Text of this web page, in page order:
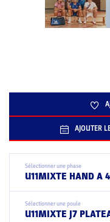
AJOUTER
Sélectionner une phase
U11MIXTE HAND A
Sélectionner une poule
U11MIXTE J7